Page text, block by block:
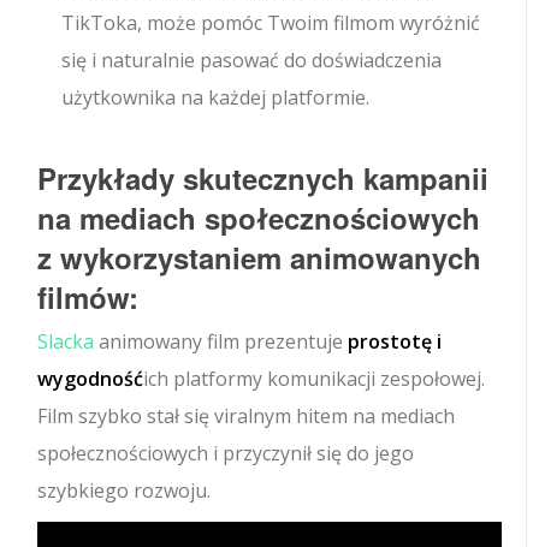
TikToka, może pomóc Twoim filmom wyróżnić
się i naturalnie pasować do doświadczenia
użytkownika na każdej platformie.
Przykłady skutecznych kampanii
na mediach społecznościowych
z wykorzystaniem animowanych
filmów:
Slacka animowany film prezentuje prostotę i
wygodnośćich platformy komunikacji zespołowej.
Film szybko stał się viralnym hitem na mediach
społecznościowych i przyczynił się do jego
szybkiego rozwoju.